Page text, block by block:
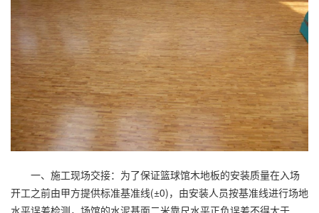
一、施工现场交接：为了保证篮球馆木地板的安装质量在入场
开工之前由甲方提供标准基准线(±0)，由安装人员按基准线进行场地
水平误差检测，场馆的水泥基面二米靠尺水平正负误差不得大于